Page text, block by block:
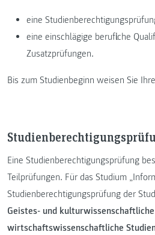
eine
eine einschlägige berufliche
Zusatzprüfungen.
Bis zum Studienbeginn weisen Sie
Eine Studienberechtigungsprüfung
Teilprüfungen. Für das Studium
Studienberechtigungsprüfung der
Geistes- und
wirtschaftswissenschaftliche